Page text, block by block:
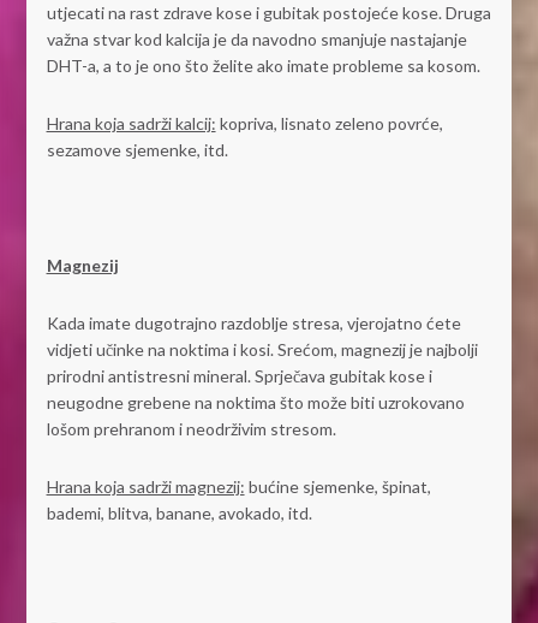
utjecati na rast zdrave kose i gubitak postojeće kose. Druga
važna stvar kod kalcija je da navodno smanjuje nastajanje
DHT-a, a to je ono što želite ako imate probleme sa kosom.
Hrana koja sadrži kalcij: kopriva, lisnato zeleno povrće,
sezamove sjemenke, itd.
Magnezij
Kada imate dugotrajno razdoblje stresa, vjerojatno ćete
vidjeti učinke na noktima i kosi. Srećom, magnezij je najbolji
prirodni antistresni mineral. Sprječava gubitak kose i
neugodne grebene na noktima što može biti uzrokovano
lošom prehranom i neodrživim stresom.
Hrana koja sadrži magnezij: bućine sjemenke, špinat,
bademi, blitva, banane, avokado, itd.